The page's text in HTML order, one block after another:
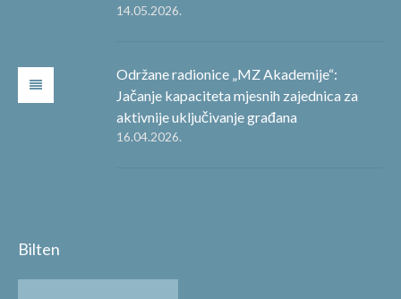
14.05.2026.
Održane radionice „MZ Akademije“:
Jačanje kapaciteta mjesnih zajednica za
aktivnije uključivanje građana
16.04.2026.
Bilten